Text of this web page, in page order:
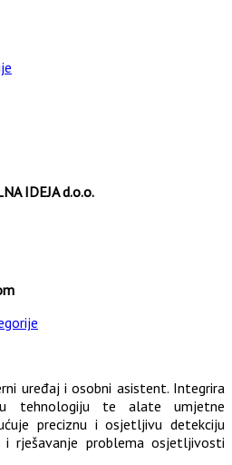
IDEJA d.o.o.
uređaj i osobni asistent. Integrira
tehnologiju te alate umjetne
preciznu i osjetljivu detekciju
i rješavanje problema osjetljivosti